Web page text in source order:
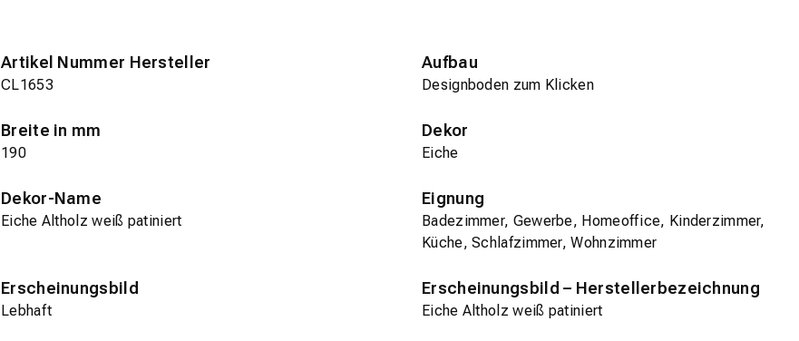
Artikel Nummer Hersteller
CL1653
Aufbau
Designboden zum Klicken
Breite in mm
190
Dekor
Eiche
Dekor-Name
Eiche Altholz weiß patiniert
Eignung
Badezimmer, Gewerbe, Homeoffice, Kinderzimmer,
Küche, Schlafzimmer, Wohnzimmer
Erscheinungsbild
Lebhaft
Erscheinungsbild – Herstellerbezeichnung
Eiche Altholz weiß patiniert